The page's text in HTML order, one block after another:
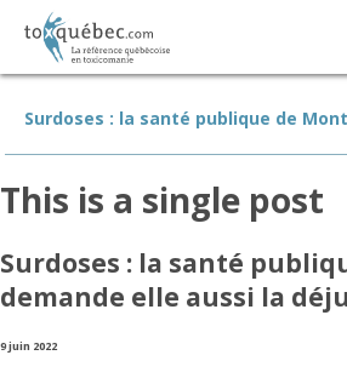
Surdoses : la santé publique de
This is a single post
Surdoses : la santé
demande elle aussi la
9 juin 2022